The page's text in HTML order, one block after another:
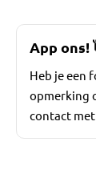
App ons!
Heb je een
opmerking
contact